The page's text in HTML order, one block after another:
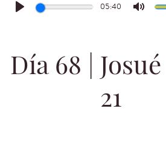
Play
05:40
Mute
Día 68 | Josué
21